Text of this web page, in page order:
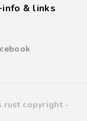
& links
rust copyright -